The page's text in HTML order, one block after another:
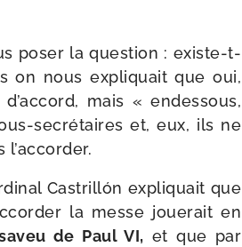
poser la ques­tion : existe-​t-​
on nous expli­quait que oui,
mais « endes­sous,
​secrétaires et, eux, ils ne
Castrillón expli­quait que
la messe joue­rait en
de Paul VI, et que par